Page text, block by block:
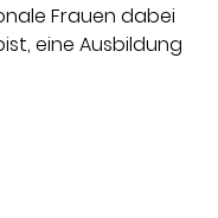
Frauen dabei
eine Ausbildung